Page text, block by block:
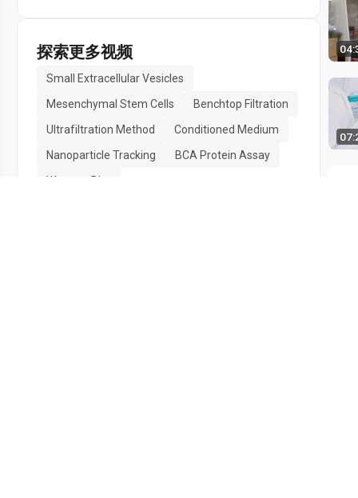
探索更多视频
Small Extracellular Vesicles
Mesenchymal Stem Cells
Benchtop Filtration
Ultrafiltration Method
Conditioned Medium
Nanoparticle Tracking
BCA Protein Assay
Western Blot